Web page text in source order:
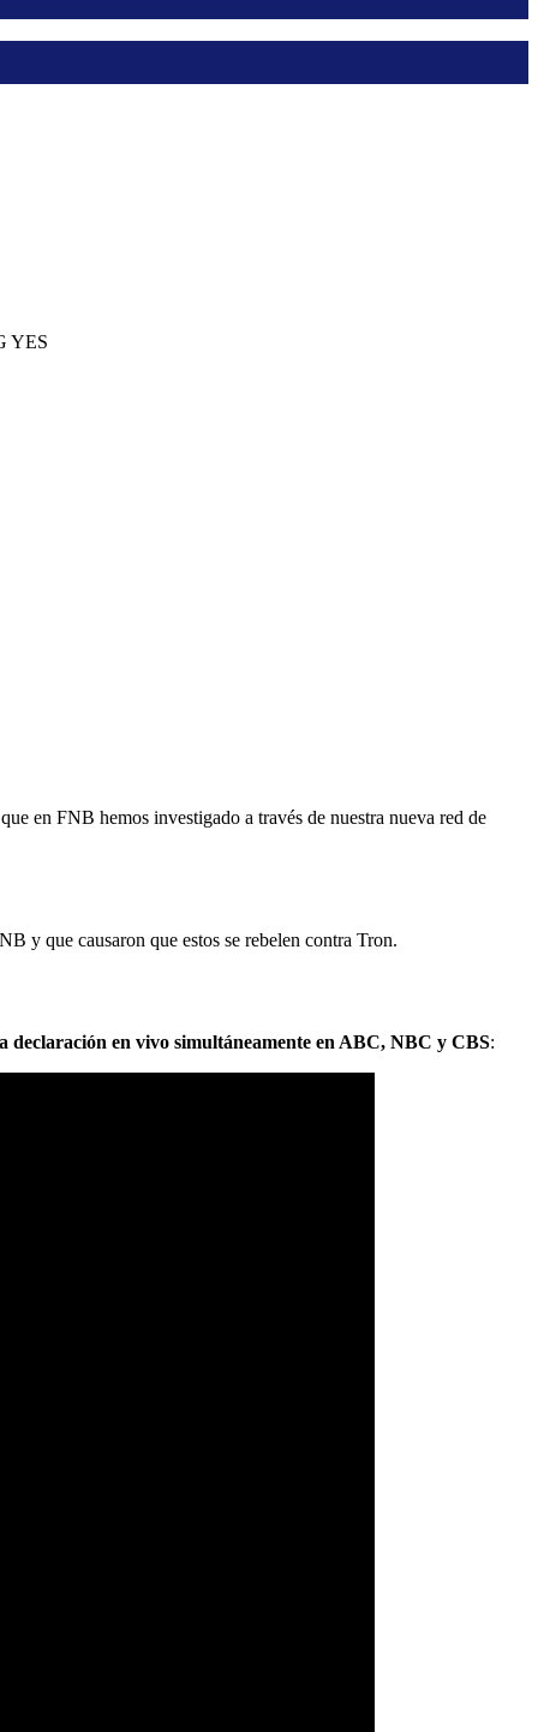
YES
en FNB hemos investigado a través de nuestra nueva red de
y que causaron que estos se rebelen contra Tron.
declaración en vivo simultáneamente en ABC, NBC y CBS: